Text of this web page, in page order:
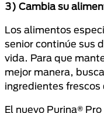
3) Cambia su
Los alimentos
senior continúe sus
vida. Para que
mejor manera,
ingredientes
El nuevo Purina®